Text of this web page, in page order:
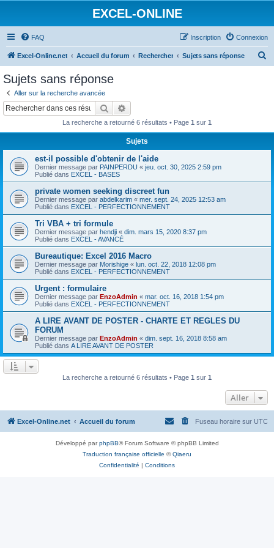
EXCEL-ONLINE
FAQ Connexion
Inscription
Excel-Online.net Accueil du forum Rechercher Sujets sans réponse
Sujets sans réponse
Aller sur la recherche avancée
Rechercher
La recherche a retourné 6 résultats • Page 1 sur 1
Sujets
est-il possible d'obtenir de l'aide
Dernier message par PAINPERDU « jeu. oct. 30, 2025 2:59 pm
Publié dans EXCEL - BASES
private women seeking discreet fun
Dernier message par abdelkarim « mer. sept. 24, 2025 12:53 am
Publié dans EXCEL - PERFECTIONNEMENT
Tri VBA + tri formule
Dernier message par hendji « dim. mars 15, 2020 8:37 pm
Publié dans EXCEL - AVANCÉ
Bureautique: Excel 2016 Macro
Dernier message par Morishige « lun. oct. 22, 2018 12:08 pm
Publié dans EXCEL - PERFECTIONNEMENT
Urgent : formulaire
Dernier message par EnzoAdmin « mar. oct. 16, 2018 1:54 pm
Publié dans EXCEL - PERFECTIONNEMENT
A LIRE AVANT DE POSTER - CHARTE ET REGLES DU
FORUM
Dernier message par EnzoAdmin « dim. sept. 16, 2018 8:58 am
Publié dans A LIRE AVANT DE POSTER
La recherche a retourné 6 résultats • Page 1 sur 1
Aller
Excel-Online.net Accueil du forum Fuseau horaire sur UTC
Développé parphpBB® Forum Software © phpBB Limited
Traduction française officielle ©Qiaeru
Confidentialité | Conditions